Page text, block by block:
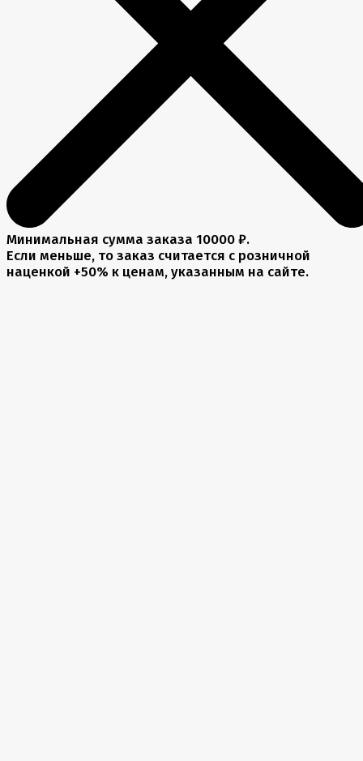
Минимальная сумма заказа 10000 ₽.
Если меньше, то заказ считается с розничной
наценкой +50% к ценам, указанным на сайте.